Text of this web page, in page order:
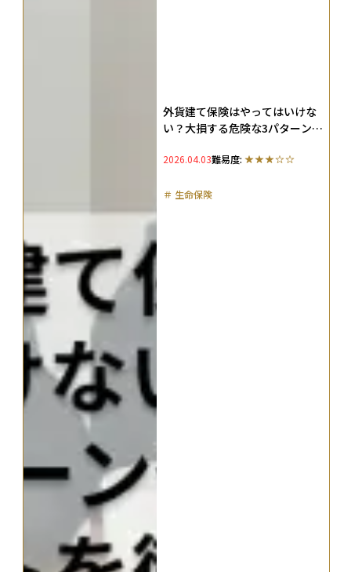
外貨建て保険はやってはいけな
い？大損する危険な3パターンや
説！
2026.04.03難易度:
＃ 生命保険